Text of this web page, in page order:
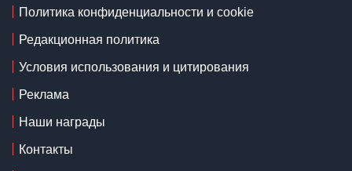
Политика конфиденциальности и cookie
Редакционная политика
Условия использования и цитирования
Реклама
Наши награды
Контакты